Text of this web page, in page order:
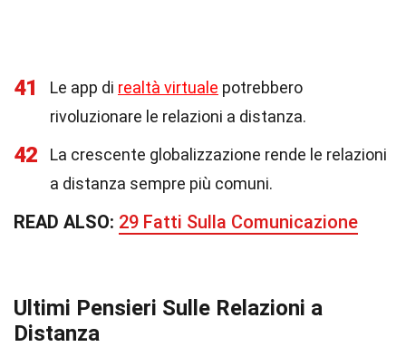
41 Le app di realtà virtuale potrebbero
rivoluzionare le relazioni a distanza.
42
La crescente globalizzazione rende le relazioni
a distanza sempre più comuni.
READ ALSO: 29 Fatti Sulla Comunicazione
Ultimi Pensieri Sulle Relazioni a
Distanza